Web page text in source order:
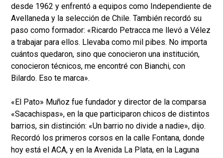
desde 1962 y enfrentó a equipos como Independiente de
Avellaneda y la selección de Chile. También recordó su
paso como formador: «Ricardo Petracca me llevó a Vélez
a trabajar para ellos. Llevaba como mil pibes. No importa
cuántos quedaron, sino que conocieron una institución,
conocieron técnicos, me encontré con Bianchi, con
Bilardo. Eso te marca».
«El Pato» Muñoz fue fundador y director de la comparsa
«Sacachispas», en la que participaron chicos de distintos
barrios, sin distinción: «Un barrio no divide a nadie», dijo.
Recordó los primeros corsos en la calle Fontana, donde
hoy está el ACA, y en la Avenida La Plata, en la Laguna